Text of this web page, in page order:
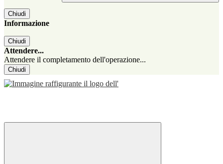
Chiudi
Informazione
Chiudi
Attendere...
Attendere il completamento dell'operazione...
Chiudi